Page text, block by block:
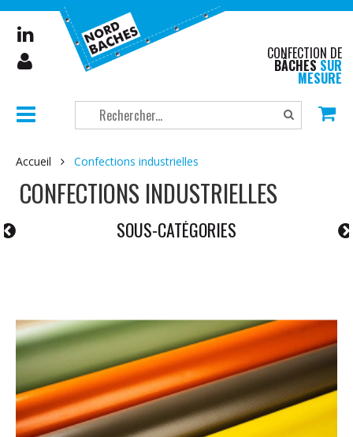
CONFECTION DE
BÂCHES SUR
MESURE
Accueil Confections industrielles
CONFECTIONS INDUSTRIELLES
SOUS-CATÉGORIES